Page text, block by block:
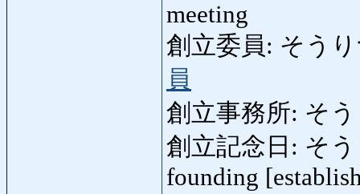
meeting
創立委員: そう
員
創立事務所: そ
創立記念日: そ
founding